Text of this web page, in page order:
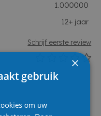
1.000000
12+ jaar
Schrijf eerste review
×
gebruik
om uw